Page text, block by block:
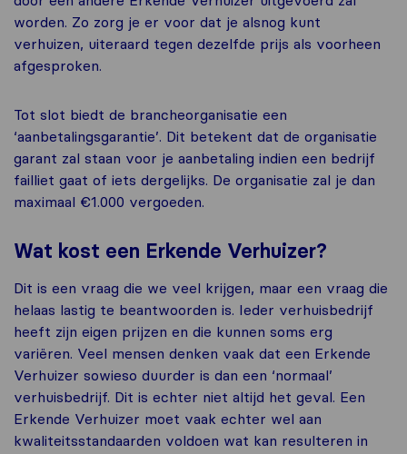
worden. Zo zorg je er voor dat je alsnog kunt
verhuizen, uiteraard tegen dezelfde prijs als voorheen
afgesproken.
Tot slot biedt de brancheorganisatie een
‘aanbetalingsgarantie’. Dit betekent dat de organisatie
garant zal staan voor je aanbetaling indien een bedrijf
failliet gaat of iets dergelijks. De organisatie zal je dan
maximaal €1.000 vergoeden.
Wat kost een Erkende Verhuizer?
Dit is een vraag die we veel krijgen, maar een vraag die
helaas lastig te beantwoorden is. Ieder verhuisbedrijf
heeft zijn eigen prijzen en die kunnen soms erg
variëren. Veel mensen denken vaak dat een Erkende
Verhuizer sowieso duurder is dan een ‘normaal’
verhuisbedrijf. Dit is echter niet altijd het geval. Een
Erkende Verhuizer moet vaak echter wel aan
kwaliteitsstandaarden voldoen wat kan resulteren in